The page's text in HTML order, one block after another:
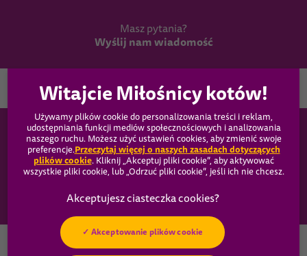
Masz pytania?
Wyślij nam wiadomość
Wybierz kraj
WHISKAS®
Produkty
Opieka
Używamy plików cookie do personalizowania treści i reklam,
udostępniania funkcji mediów społecznościowych i analizowania
naszego ruchu. Możesz użyć ustawień cookies, aby zmienić swoje
preferencje.Przeczytaj więcej o naszych zasadach dotyczących
plików cookie(opens in a new tab)
. Kliknij „Akceptuj pliki cookie”, aby aktywować
wszystkie pliki cookie, lub „Odrzuć pliki cookie”, jeśli ich nie chcesz.
Akceptowanie plików cookie